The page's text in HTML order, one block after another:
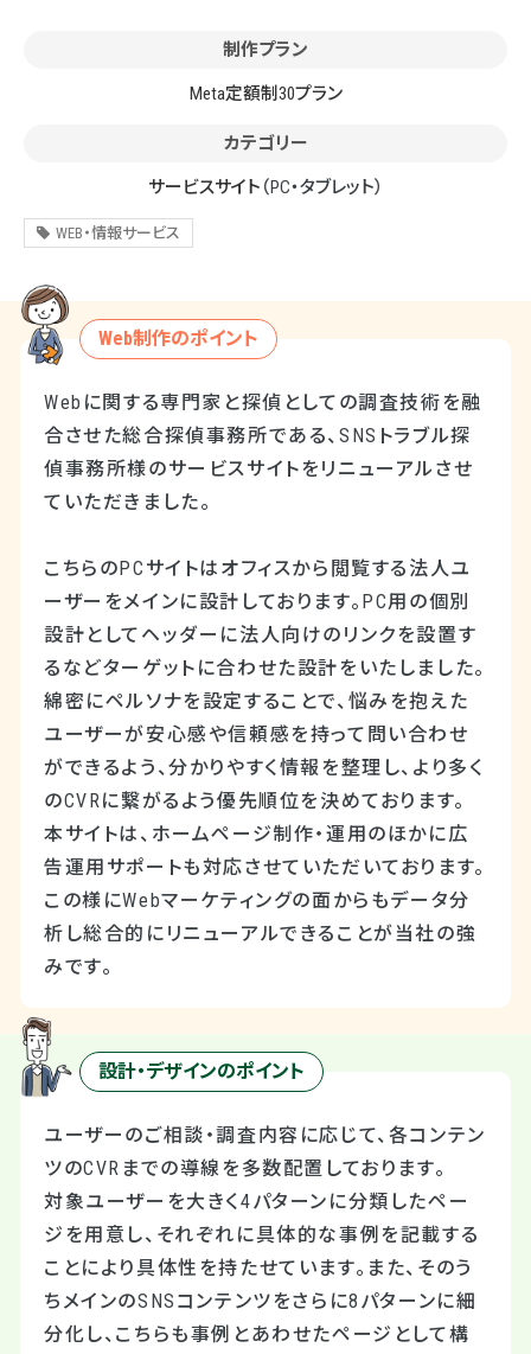
制作プラン
Meta定額制30プラン
カテゴリー
サービスサイト （PC・タブレット）
WEB・情報サービス
Web制作のポイント
Webに関する専門家と探偵としての調査技術を融
合させた総合探偵事務所である、SNSトラブル探
偵事務所様のサービスサイトをリニューアルさせ
ていただきました。
こちらのPCサイトはオフィスから閲覧する法人ユ
ーザーをメインに設計しております。PC用の個別
設計としてヘッダーに法人向けのリンクを設置す
るなどターゲットに合わせた設計をいたしました。
綿密にペルソナを設定することで、悩みを抱えた
ユーザーが安心感や信頼感を持って問い合わせ
ができるよう、分かりやすく情報を整理し、より多く
のCVRに繋がるよう優先順位を決めております。
本サイトは、ホームページ制作・運用のほかに広
告運用サポートも対応させていただいております。
この様にWebマーケティングの面からもデータ分
析し総合的にリニューアルできることが当社の強
みです。
設計・デザインのポイント
ユーザーのご相談・調査内容に応じて、各コンテン
ツのCVRまでの導線を多数配置しております。
対象ユーザーを大きく4パターンに分類したペー
ジを用意し、それぞれに具体的な事例を記載する
ことにより具体性を持たせています。また、そのう
ちメインのSNSコンテンツをさらに8パターンに細
分化し、こちらも事例とあわせたページとして構